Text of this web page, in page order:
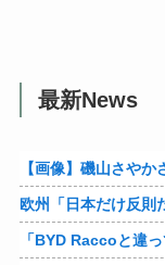
最新News